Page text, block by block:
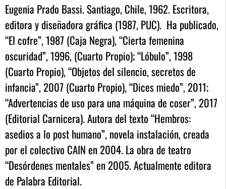
Eugenia Prado Bassi. Santiago, Chile, 1962. Escritora,
editora y diseñadora gráfica (1987, PUC). Ha publicado,
“El cofre”, 1987 (Caja Negra), “Cierta femenina
oscuridad”, 1996, (Cuarto Propio); “Lóbulo”, 1998
(Cuarto Propio), “Objetos del silencio, secretos de
infancia”, 2007 (Cuarto Propio), “Dices miedo”, 2011;
“Advertencias de uso para una máquina de coser”, 2017
(Editorial Carnicera). Autora del texto “Hembros:
asedios a lo post humano”, novela instalación, creada
por el colectivo CAIN en 2004. La obra de teatro
“Desórdenes mentales” en 2005. Actualmente editora
de Palabra Editorial.